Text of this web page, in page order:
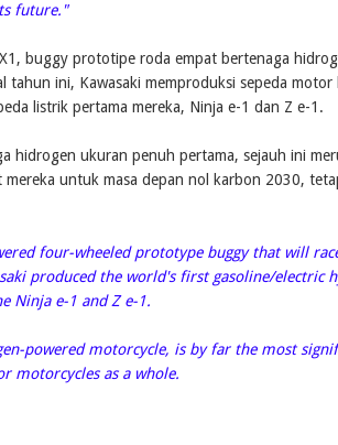
future."
buggy prototipe roda empat bertenaga
ini, Kawasaki memproduksi sepeda
listrik pertama mereka, Ninja e-1 dan Z e-1.
hidrogen ukuran penuh pertama, sejauh ini
untuk masa depan nol karbon 2030,
four-wheeled prototype buggy that will
produced the world's first gasoline/electric
Ninja e-1 and Z e-1.
powered motorcycle, is by far the most
motorcycles as a whole.